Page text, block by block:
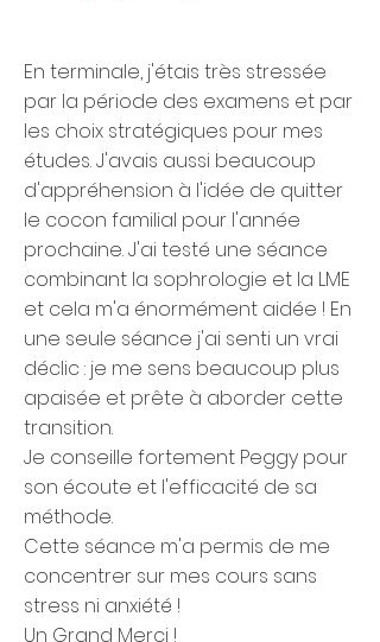
En terminale, j'étais très stressée
par la période des examens et par
les choix stratégiques pour mes
études. J'avais aussi beaucoup
d'appréhension à l'idée de quitter
le cocon familial pour l'année
prochaine. J'ai testé une séance
combinant la sophrologie et la LME
et cela m'a énormément aidée ! En
une seule séance j'ai senti un vrai
déclic : je me sens beaucoup plus
apaisée et prête à aborder cette
transition.
Je conseille fortement Peggy pour
son écoute et l'efficacité de sa
méthode.
Cette séance m'a permis de me
concentrer sur mes cours sans
stress ni anxiété !
Un Grand Merci !